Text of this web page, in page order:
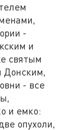
-
и
святым
Донским,
- все
и емко:
опухоли,